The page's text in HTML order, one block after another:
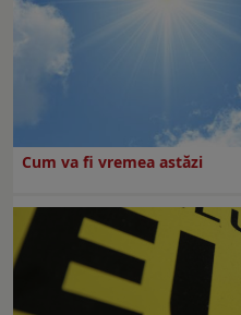
Cum va fi vremea astăzi